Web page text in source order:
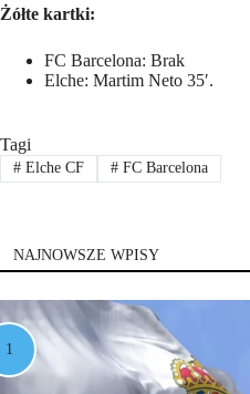
Żółte kartki:
FC Barcelona: Brak
Elche: Martim Neto 35′.
Tagi
#Elche CF #FC Barcelona
NAJNOWSZE WPISY